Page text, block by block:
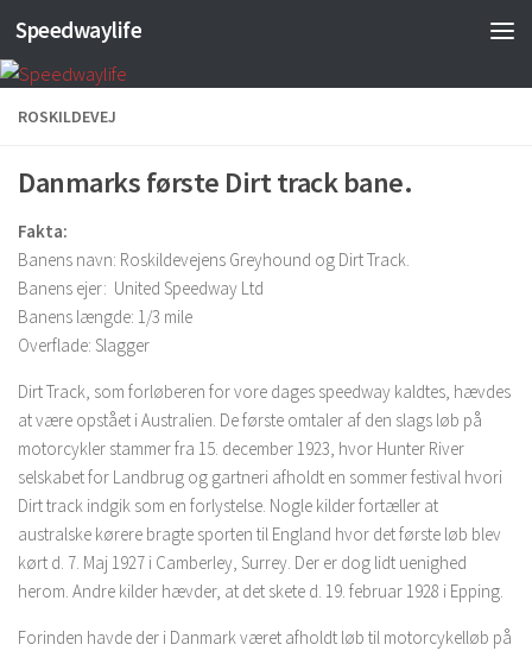
Skip to content
Speedwaylife
ROSKILDEVEJ
Danmarks første Dirt track bane.
Fakta:
Banens navn: Roskildevejens Greyhound og Dirt Track.
Banens ejer: United Speedway Ltd
Banens længde: 1/3 mile
Overflade: Slagger
Dirt Track, som forløberen for vore dages speedway kaldtes, hævdes
at være opstået i Australien. De første omtaler af den slags løb på
motorcykler stammer fra 15. december 1923, hvor Hunter River
selskabet for Landbrug og gartneri afholdt en sommer festival hvori
Dirt track indgik som en forlystelse. Nogle kilder fortæller at
australske kørere bragte sporten til England hvor det første løb blev
kørt d. 7. Maj 1927 i Camberley, Surrey. Der er dog lidt uenighed
herom. Andre kilder hævder, at det skete d. 19. februar 1928 i Epping.
Forinden havde der i Danmark været afholdt løb til motorcykelløb på